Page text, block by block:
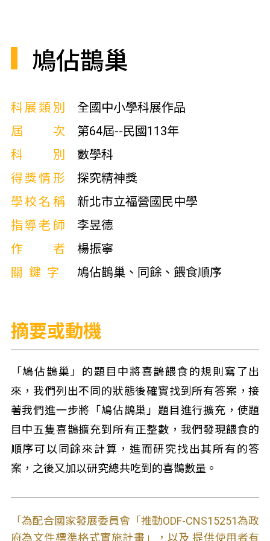
鳩佔鵲巢
科展類別
全國中小學科展作品
屆次
第64屆--民國113年
科別
數學科
得獎情形
探究精神獎
學校名稱
新北市立福營國民中學
指導老師
李昱德
作者
楊振寧
關鍵字
鳩佔鵲巢、同餘、餵食順序
摘要或動機
「鳩佔鵲巢」的題目中將喜鵲餵食的規則寫了出
來，我們列出不同的狀態後確實找到所有答案，接
著我們進一步將「鳩佔鵲巢」題目進行擴充，使題
目中五隻喜鵲擴充到所有正整數，我們發現餵食的
順序可以同餘來計算，進而研究找出其所有的答
案，之後又加以研究總共吃到的喜鵲數量。
「為配合國家發展委員會「推動ODF-CNS15251為政
府為文件標準格式實施計畫」，以及 提供使用者有